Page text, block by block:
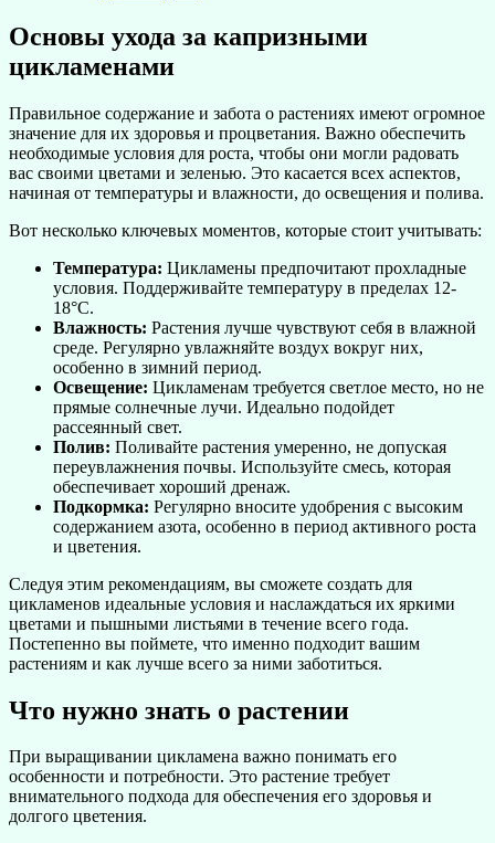
Основы ухода за капризными
цикламенами
Правильное содержание и забота о растениях имеют огромное
значение для их здоровья и процветания. Важно обеспечить
необходимые условия для роста, чтобы они могли радовать
вас своими цветами и зеленью. Это касается всех аспектов,
начиная от температуры и влажности, до освещения и полива.
Вот несколько ключевых моментов, которые стоит учитывать:
Температура: Цикламены предпочитают прохладные
условия. Поддерживайте температуру в пределах 12-
18°C.
Влажность: Растения лучше чувствуют себя в влажной
среде. Регулярно увлажняйте воздух вокруг них,
особенно в зимний период.
Освещение: Цикламенам требуется светлое место, но не
прямые солнечные лучи. Идеально подойдет
рассеянный свет.
Полив: Поливайте растения умеренно, не допуская
переувлажнения почвы. Используйте смесь, которая
обеспечивает хороший дренаж.
Подкормка: Регулярно вносите удобрения с высоким
содержанием азота, особенно в период активного роста
и цветения.
Следуя этим рекомендациям, вы сможете создать для
цикламенов идеальные условия и наслаждаться их яркими
цветами и пышными листьями в течение всего года.
Постепенно вы поймете, что именно подходит вашим
растениям и как лучше всего за ними заботиться.
Что нужно знать о растении
При выращивании цикламена важно понимать его
особенности и потребности. Это растение требует
внимательного подхода для обеспечения его здоровья и
долгого цветения.